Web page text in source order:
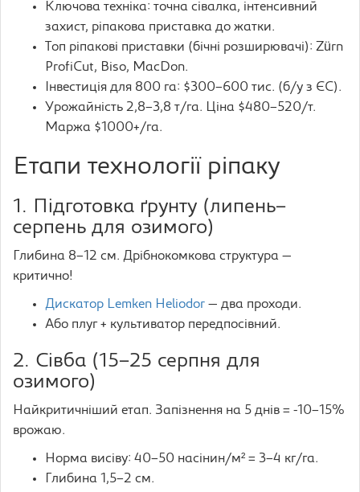
Ключова техніка: точна сівалка, інтенсивний
захист, ріпакова приставка до жатки.
Топ ріпакові приставки (бічні розширювачі): Zürn
ProfiCut, Biso, MacDon.
Інвестиція для 800 га: $300–600 тис. (б/у з ЄС).
Урожайність 2,8–3,8 т/га. Ціна $480–520/т.
Маржа $1000+/га.
Етапи технології ріпаку
1. Підготовка ґрунту (липень–
серпень для озимого)
Глибина 8–12 см. Дрібнокомкова структура —
критично!
Дискатор Lemken Heliodor — два проходи.
Або плуг + культиватор передпосівний.
2. Сівба (15–25 серпня для
озимого)
Найкритичніший етап. Запізнення на 5 днів = -10–15%
врожаю.
Норма висіву: 40–50 насінин/м² = 3–4 кг/га.
Глибина 1,5–2 см.